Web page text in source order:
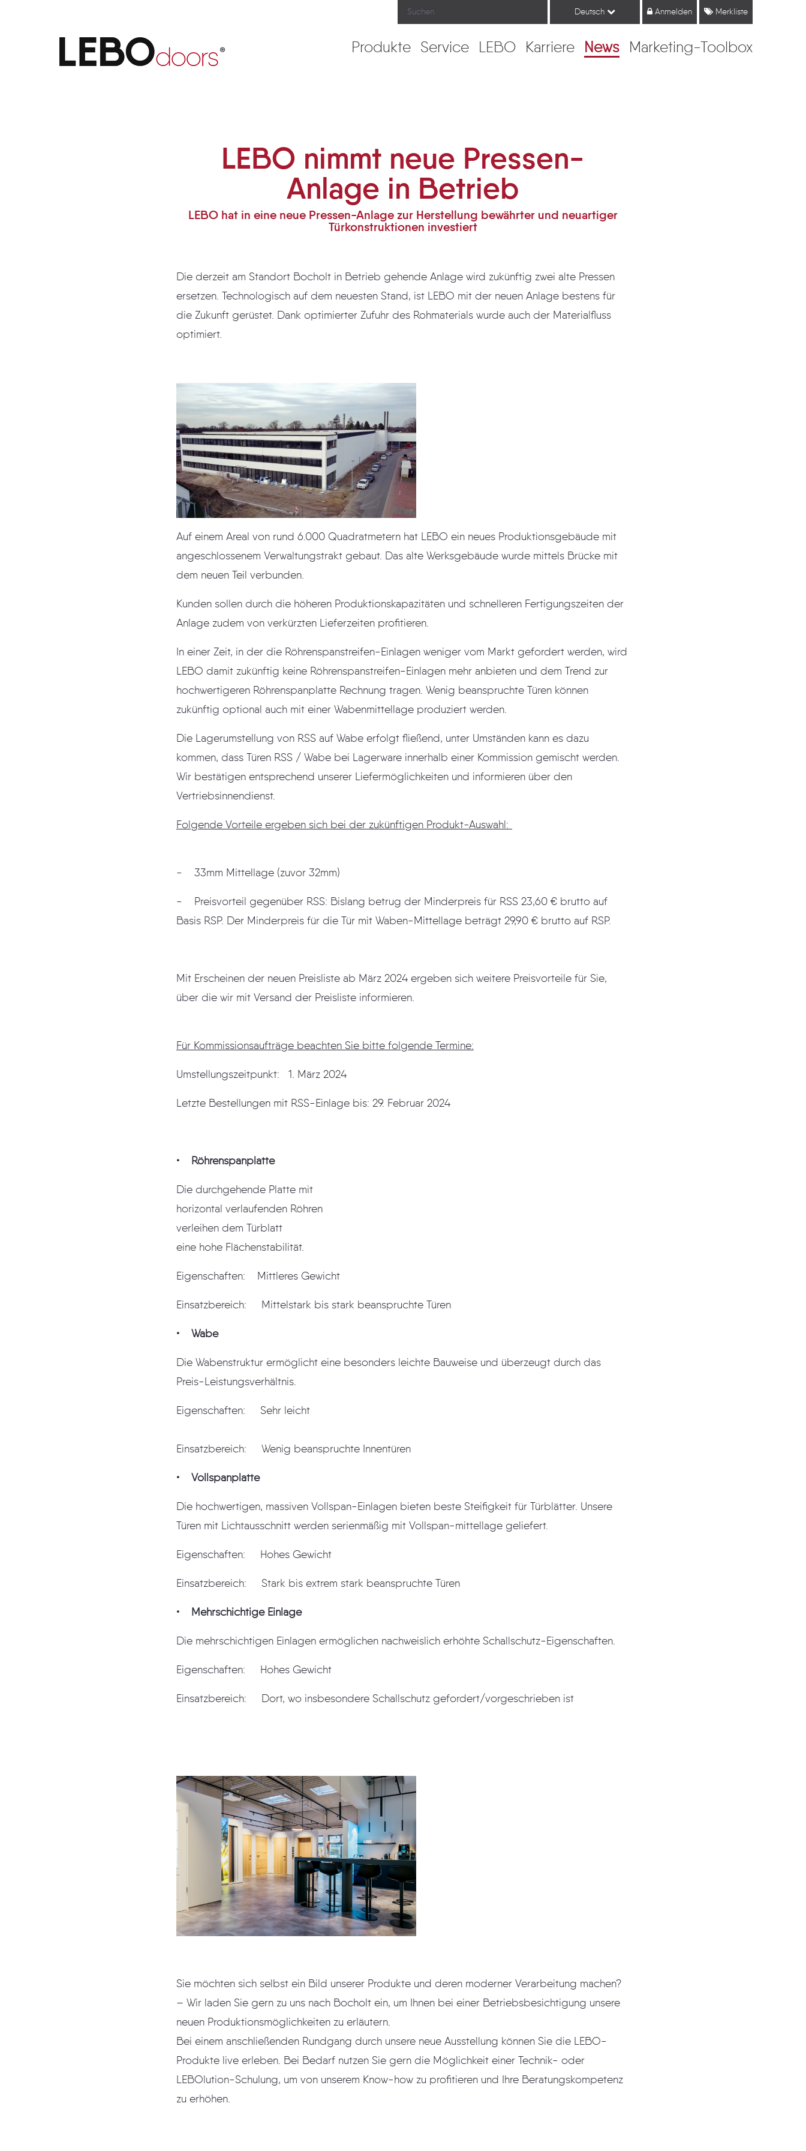
Deutsch Anmelden Merkliste
Produkte Service LEBO Karriere News Marketing-Toolbox
LEBO nimmt neue Pressen-
Anlage in Betrieb
LEBO hat in eine neue Pressen-Anlage zur Herstellung bewährter und neuartiger
Türkonstruktionen investiert
Die derzeit am Standort Bocholt in Betrieb gehende Anlage wird zukünftig zwei alte Pressen
ersetzen. Technologisch auf dem neuesten Stand, ist LEBO mit der neuen Anlage bestens für
die Zukunft gerüstet. Dank optimierter Zufuhr des Rohmaterials wurde auch der Materialfluss
optimiert.
Auf einem Areal von rund 6.000 Quadratmetern hat LEBO ein neues Produktionsgebäude mit
angeschlossenem Verwaltungstrakt gebaut. Das alte Werksgebäude wurde mittels Brücke mit
dem neuen Teil verbunden.
Kunden sollen durch die höheren Produktionskapazitäten und schnelleren Fertigungszeiten der
Anlage zudem von verkürzten Lieferzeiten profitieren.
In einer Zeit, in der die Röhrenspanstreifen-Einlagen weniger vom Markt gefordert werden, wird
LEBO damit zukünftig keine Röhrenspanstreifen-Einlagen mehr anbieten und dem Trend zur
hochwertigeren Röhrenspanplatte Rechnung tragen. Wenig beanspruchte Türen können
zukünftig optional auch mit einer Wabenmittellage produziert werden.
Die Lagerumstellung von RSS auf Wabe erfolgt fließend, unter Umständen kann es dazu
kommen, dass Türen RSS / Wabe bei Lagerware innerhalb einer Kommission gemischt werden.
Wir bestätigen entsprechend unserer Liefermöglichkeiten und informieren über den
Vertriebsinnendienst.
Folgende Vorteile ergeben sich bei der zukünftigen Produkt-Auswahl:
- 33mm Mittellage (zuvor 32mm)
- Preisvorteil gegenüber RSS: Bislang betrug der Minderpreis für RSS 23,60 € brutto auf
Basis RSP. Der Minderpreis für die Tür mit Waben-Mittellage beträgt 29,90 € brutto auf RSP.
Mit Erscheinen der neuen Preisliste ab März 2024 ergeben sich weitere Preisvorteile für Sie,
über die wir mit Versand der Preisliste informieren.
Für Kommissionsaufträge beachten Sie bitte folgende Termine:
Umstellungszeitpunkt: 1. März 2024
Letzte Bestellungen mit RSS-Einlage bis: 29. Februar 2024
• Röhrenspanplatte
Die durchgehende Platte mit
horizontal verlaufenden Röhren
verleihen dem Türblatt
eine hohe Flächenstabilität.
Eigenschaften: Mittleres Gewicht
Einsatzbereich: Mittelstark bis stark beanspruchte Türen
• Wabe
Die Wabenstruktur ermöglicht eine besonders leichte Bauweise und überzeugt durch das
Preis-Leistungsverhältnis.
Eigenschaften: Sehr leicht
Einsatzbereich: Wenig beanspruchte Innentüren
• Vollspanplatte
Die hochwertigen, massiven Vollspan-Einlagen bieten beste Steifigkeit für Türblätter. Unsere
Türen mit Lichtausschnitt werden serienmäßig mit Vollspan-mittellage geliefert.
Eigenschaften: Hohes Gewicht
Einsatzbereich: Stark bis extrem stark beanspruchte Türen
• Mehrschichtige Einlage
Die mehrschichtigen Einlagen ermöglichen nachweislich erhöhte Schallschutz-Eigenschaften.
Eigenschaften: Hohes Gewicht
Einsatzbereich: Dort, wo insbesondere Schallschutz gefordert/vorgeschrieben ist
Sie möchten sich selbst ein Bild unserer Produkte und deren moderner Verarbeitung machen?
– Wir laden Sie gern zu uns nach Bocholt ein, um Ihnen bei einer Betriebsbesichtigung unsere
neuen Produktionsmöglichkeiten zu erläutern.
Bei einem anschließenden Rundgang durch unsere neue Ausstellung können Sie die LEBO-
Produkte live erleben. Bei Bedarf nutzen Sie gern die Möglichkeit einer Technik- oder
LEBOlution-Schulung, um von unserem Know-how zu profitieren und Ihre Beratungskompetenz
zu erhöhen.